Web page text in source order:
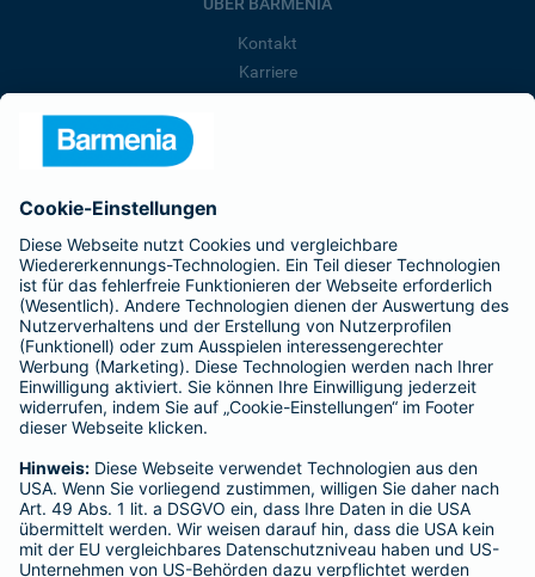
Kontakt
Karriere
Barmenia ist Teil der BarmeniaGothaer
BELIEBTE SEITEN
Kranken-Zusatzversicherung
Tierversicherungen
Haftpflichtversicherung
Hausratversicherung
Adresse ändern
Schaden melden
Kilometerstandsmeldung
Serviceübersicht